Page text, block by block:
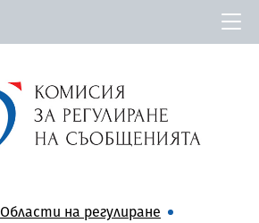
Области на регулиране